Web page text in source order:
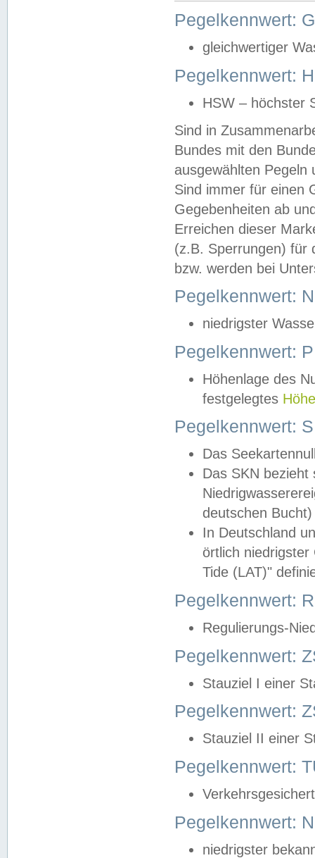
Pegelkennwert:
gleichwertiger
Pegelkennwert:
HSW – höchster
Sind in
Bundes mit den
ausgewählten
Sind immer für einen
Gegebenheiten ab
Erreichen dieser
(z.B. Sperrungen) für
bzw. werden bei
Pegelkennwert:
niedrigster
Pegelkennwert:
Höhenlage des
festgelegtes
Pegelkennwert:
Das
Das SKN
deutschen
In Deutschland
örtlich
Tide (LAT)"
Pegelkennwert:
Regulierungs-
Pegelkennwert:
Stauziel I einer
Pegelkennwert:
Stauziel II einer
Pegelkennwert:
Pegelkennwert:
niedrigster